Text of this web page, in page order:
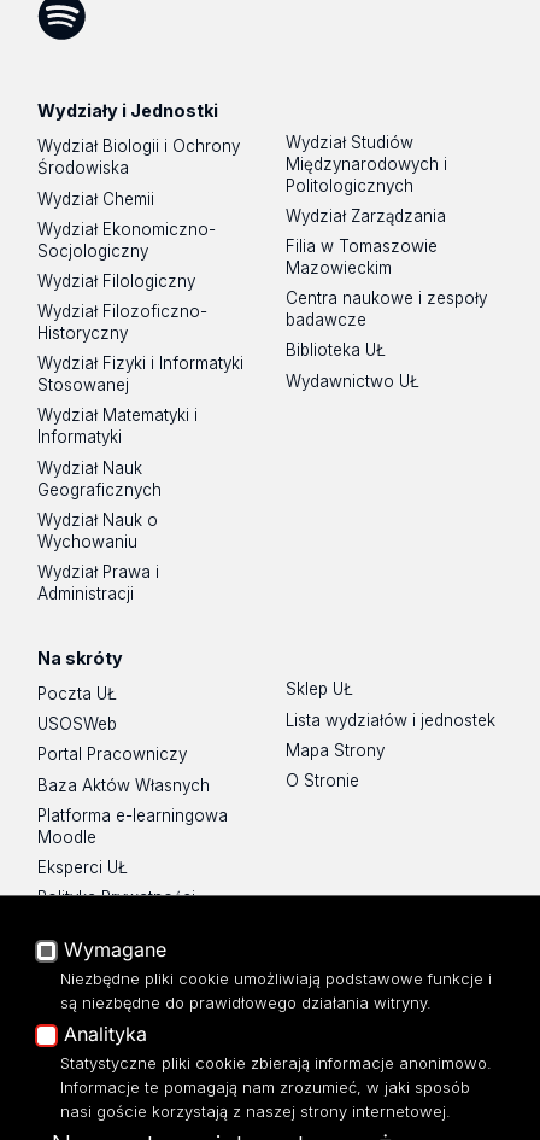
Wydziały i Jednostki
Wydział Biologii i Ochrony
Środowiska
Wydział Chemii
Wydział Ekonomiczno-
Socjologiczny
Wydział Filologiczny
Wydział Filozoficzno-
Historyczny
Wydział Fizyki i Informatyki
Stosowanej
Wydział Matematyki i
Informatyki
Wydział Nauk
Geograficznych
Wydział Nauk o
Wychowaniu
Wydział Prawa i
Administracji
Wydział Studiów
Międzynarodowych i
Politologicznych
Wydział Zarządzania
Filia w Tomaszowie
Mazowieckim
Centra naukowe i zespoły
badawcze
Biblioteka UŁ
Wydawnictwo UŁ
Na skróty
Poczta UŁ
USOSWeb
Portal Pracowniczy
Baza Aktów Własnych
Platforma e-learningowa
Moodle
Eksperci UŁ
Polityka Prywatności
Sklep UŁ
Lista wydziałów i jednostek
Mapa Strony
O Stronie
ul. Narutowicza 68, 90-136 Łódź
NIP: 724 000 32 43
Adres do doręczeń elektronicznych (ADE):
AE:PL-74796-17640-IHHIV-17
Wymagane
Niezbędne pliki cookie umożliwiają podstawowe funkcje i
są niezbędne do prawidłowego działania witryny.
Analityka
Statystyczne pliki cookie zbierają informacje anonimowo.
Informacje te pomagają nam zrozumieć, w jaki sposób
nasi goście korzystają z naszej strony internetowej.